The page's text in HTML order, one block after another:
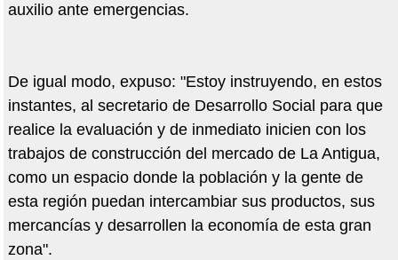
auxilio ante emergencias.
De igual modo, expuso: "Estoy instruyendo, en estos
instantes, al secretario de Desarrollo Social para que
realice la evaluación y de inmediato inicien con los
trabajos de construcción del mercado de La Antigua,
como un espacio donde la población y la gente de
esta región puedan intercambiar sus productos, sus
mercancías y desarrollen la economía de esta gran
zona".